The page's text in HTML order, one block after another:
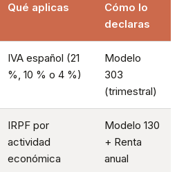
Qué aplicas
Cómo lo
declaras
IVA español (21
%, 10 % o 4 %)
Modelo
303
(trimestral)
IRPF por
actividad
económica
Modelo 130
+ Renta
anual